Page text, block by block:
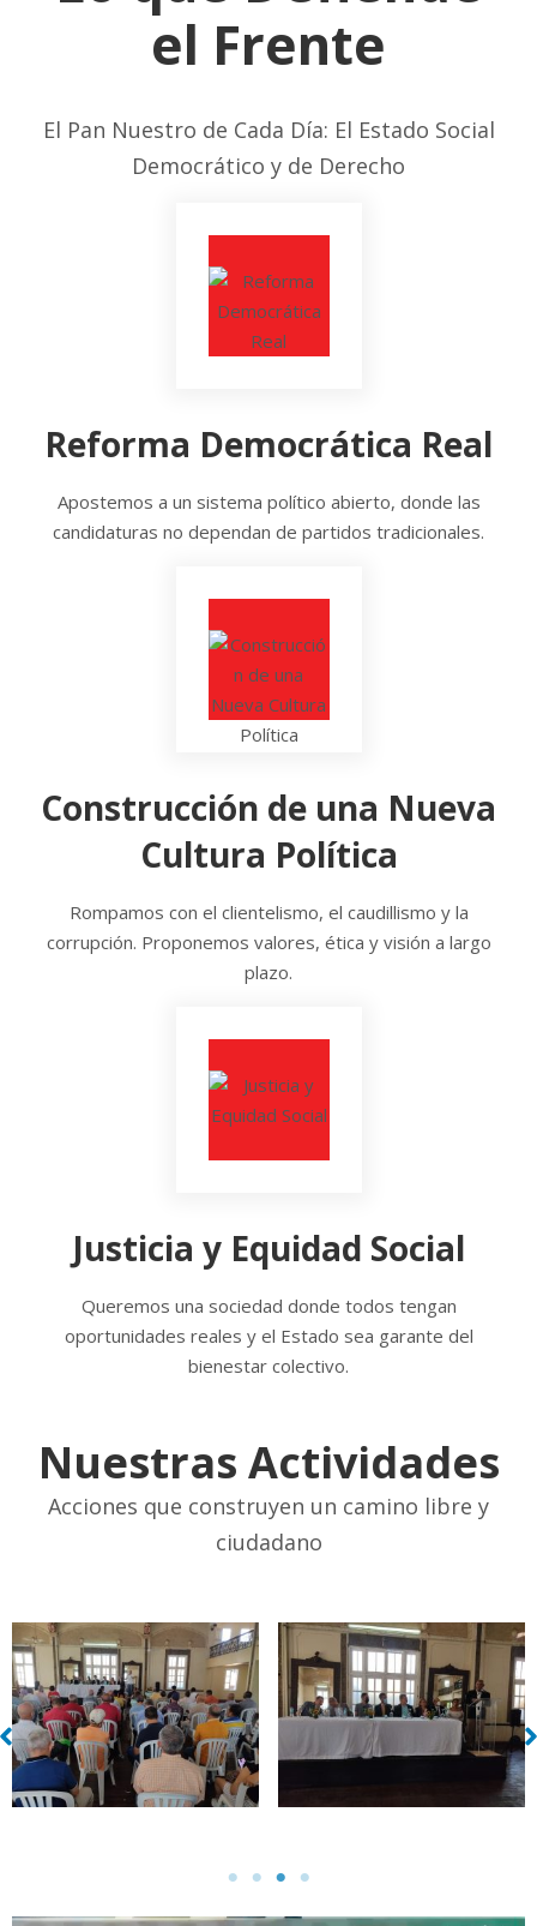
el Frente
El Pan Nuestro de Cada Día: El Estado Social
Democrático y de Derecho
Reforma Democrática Real
Apostemos a un sistema político abierto, donde las
candidaturas no dependan de partidos tradicionales.
Construcción de una Nueva
Cultura Política
Rompamos con el clientelismo, el caudillismo y la
corrupción. Proponemos valores, ética y visión a largo
plazo.
Justicia y Equidad Social
Queremos una sociedad donde todos tengan
oportunidades reales y el Estado sea garante del
bienestar colectivo.
Nuestras Actividades
Acciones que construyen un camino libre y
ciudadano
Sin leyenda Sin leyenda